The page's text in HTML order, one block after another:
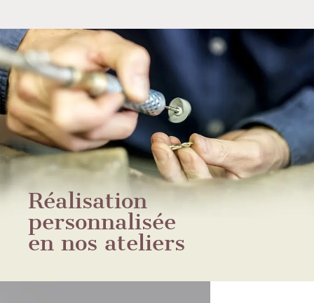
Réalisation
personnalisée
en nos ateliers